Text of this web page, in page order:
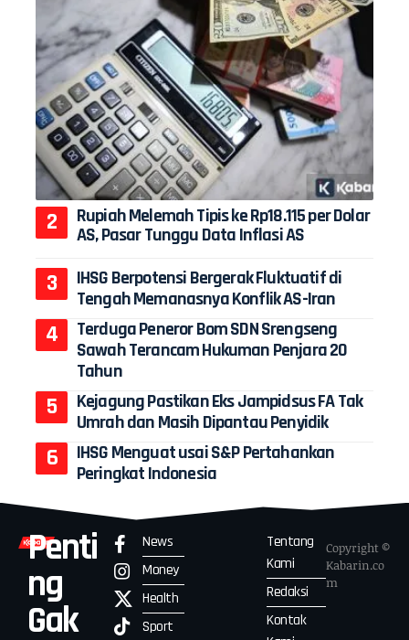
Rupiah Melemah Tipis ke Rp18.115 per Dolar
AS, Pasar Tunggu Data Inflasi AS
IHSG Berpotensi Bergerak Fluktuatif di
Tengah Memanasnya Konflik AS-Iran
Terduga Peneror Bom SDN Srengseng
Sawah Terancam Hukuman Penjara 20
Tahun
Kejagung Pastikan Eks Jampidsus FA Tak
Umrah dan Masih Dipantau Penyidik
IHSG Menguat usai S&P Pertahankan
Peringkat Indonesia
Penti
ng
Gak
News
Money
Health
Sport
Tentang
Kami
Redaksi
Kontak
Copyright ©
Kabarin.co
m